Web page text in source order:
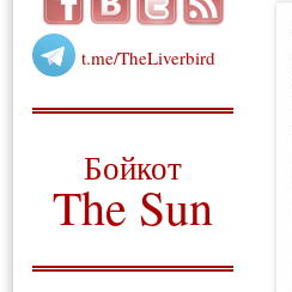
t.me/TheLiverbird
Бойкот
The Sun